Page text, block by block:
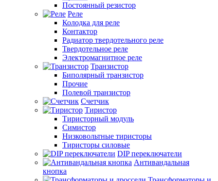
Постоянный резистор
Реле
Колодка для реле
Контактор
Радиатор твердотельного реле
Твердотельное реле
Электромагнитное реле
Транзистор
Биполярный транзистор
Прочие
Полевой транзистор
Счетчик
Тиристор
Тиристорный модуль
Симистор
Низковольтные тиристоры
Тиристоры силовые
DIP переключатели
Антивандальная
кнопка